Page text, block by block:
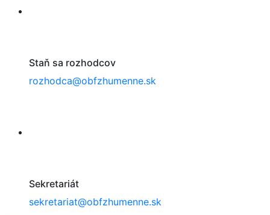
Staň sa rozhodcov
rozhodca@obfzhumenne.sk
Sekretariát
sekretariat@obfzhumenne.sk